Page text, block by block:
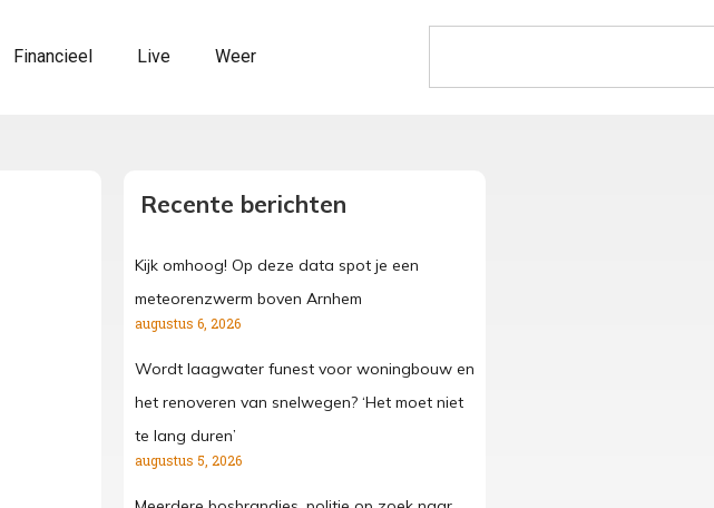
Financieel Live Weer
Recente berichten
Kijk omhoog! Op deze data spot je een
meteorenzwerm boven Arnhem
augustus 6, 2026
Wordt laagwater funest voor woningbouw en
het renoveren van snelwegen? ‘Het moet niet
te lang duren’
augustus 5, 2026